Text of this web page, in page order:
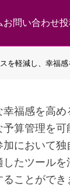
お問い合わせ
を軽減し、幸福感
福感を高
算管理を
において独
たツールを
ことができ